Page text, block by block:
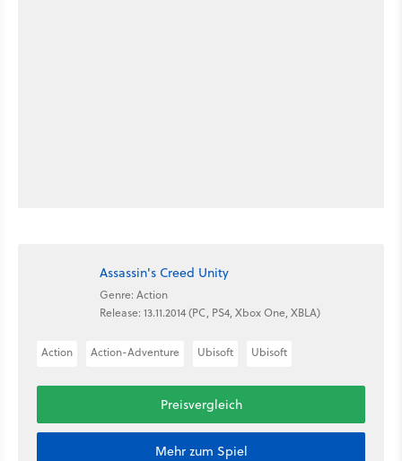
Assassin's Creed Unity
Genre: Action
Release: 13.11.2014 (PC, PS4, Xbox One, XBLA)
Action Action-Adventure Ubisoft Ubisoft
Preisvergleich
Mehr zum Spiel